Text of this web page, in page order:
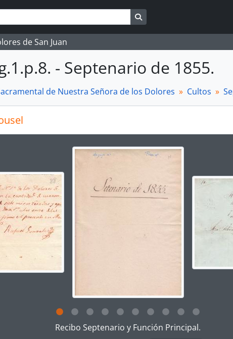
Search in browse page
de San Juan
- Septenario de 1855.
de Nuestra Señora de los Dolores Cultos
the current slide of this carousel will change the
this description title link will open the description view
Recibo Septenario y Función Principal.